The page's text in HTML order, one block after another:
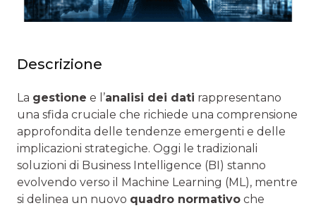
Descrizione
La gestione e l’analisi dei dati rappresentano
una sfida cruciale che richiede una comprensione
approfondita delle tendenze emergenti e delle
implicazioni strategiche. Oggi le tradizionali
soluzioni di Business Intelligence (BI) stanno
evolvendo verso il Machine Learning (ML), mentre
si delinea un nuovo quadro normativo che